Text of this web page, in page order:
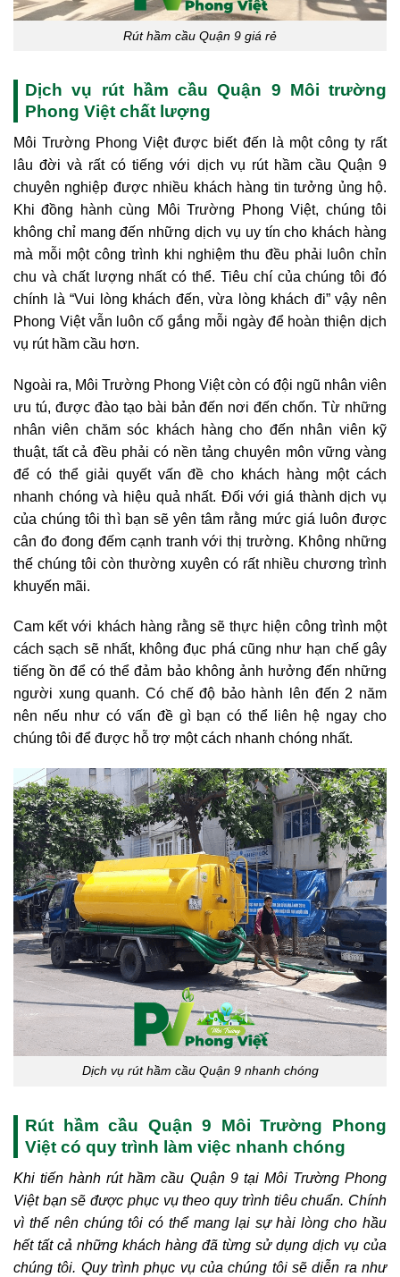
Rút hầm cầu Quận 9 giá rẻ
Dịch vụ rút hầm cầu Quận 9 Môi trường
Phong Việt chất lượng
Môi Trường Phong Việt được biết đến là một công ty rất
lâu đời và rất có tiếng với dịch vụ rút hầm cầu Quận 9
chuyên nghiệp được nhiều khách hàng tin tưởng ủng hộ.
Khi đồng hành cùng Môi Trường Phong Việt, chúng tôi
không chỉ mang đến những dịch vụ uy tín cho khách hàng
mà mỗi một công trình khi nghiệm thu đều phải luôn chỉn
chu và chất lượng nhất có thể. Tiêu chí của chúng tôi đó
chính là “Vui lòng khách đến, vừa lòng khách đi” vậy nên
Phong Việt vẫn luôn cố gắng mỗi ngày để hoàn thiện dịch
vụ rút hầm cầu hơn.
Ngoài ra, Môi Trường Phong Việt còn có đội ngũ nhân viên
ưu tú, được đào tạo bài bản đến nơi đến chốn. Từ những
nhân viên chăm sóc khách hàng cho đến nhân viên kỹ
thuật, tất cả đều phải có nền tảng chuyên môn vững vàng
để có thể giải quyết vấn đề cho khách hàng một cách
nhanh chóng và hiệu quả nhất. Đối với giá thành dịch vụ
của chúng tôi thì bạn sẽ yên tâm rằng mức giá luôn được
cân đo đong đếm cạnh tranh với thị trường. Không những
thế chúng tôi còn thường xuyên có rất nhiều chương trình
khuyến mãi.
Cam kết với khách hàng rằng sẽ thực hiện công trình một
cách sạch sẽ nhất, không đục phá cũng như hạn chế gây
tiếng ồn để có thể đảm bảo không ảnh hưởng đến những
người xung quanh. Có chế độ bảo hành lên đến 2 năm
nên nếu như có vấn đề gì bạn có thể liên hệ ngay cho
chúng tôi để được hỗ trợ một cách nhanh chóng nhất.
Dịch vụ rút hầm cầu Quận 9 nhanh chóng
Rút hầm cầu Quận 9 Môi Trường Phong
Việt có quy trình làm việc nhanh chóng
Khi tiến hành rút hầm cầu Quận 9 tại Môi Trường Phong
Việt bạn sẽ được phục vụ theo quy trình tiêu chuẩn. Chính
vì thế nên chúng tôi có thể mang lại sự hài lòng cho hầu
hết tất cả những khách hàng đã từng sử dụng dịch vụ của
chúng tôi. Quy trình phục vụ của chúng tôi sẽ diễn ra như